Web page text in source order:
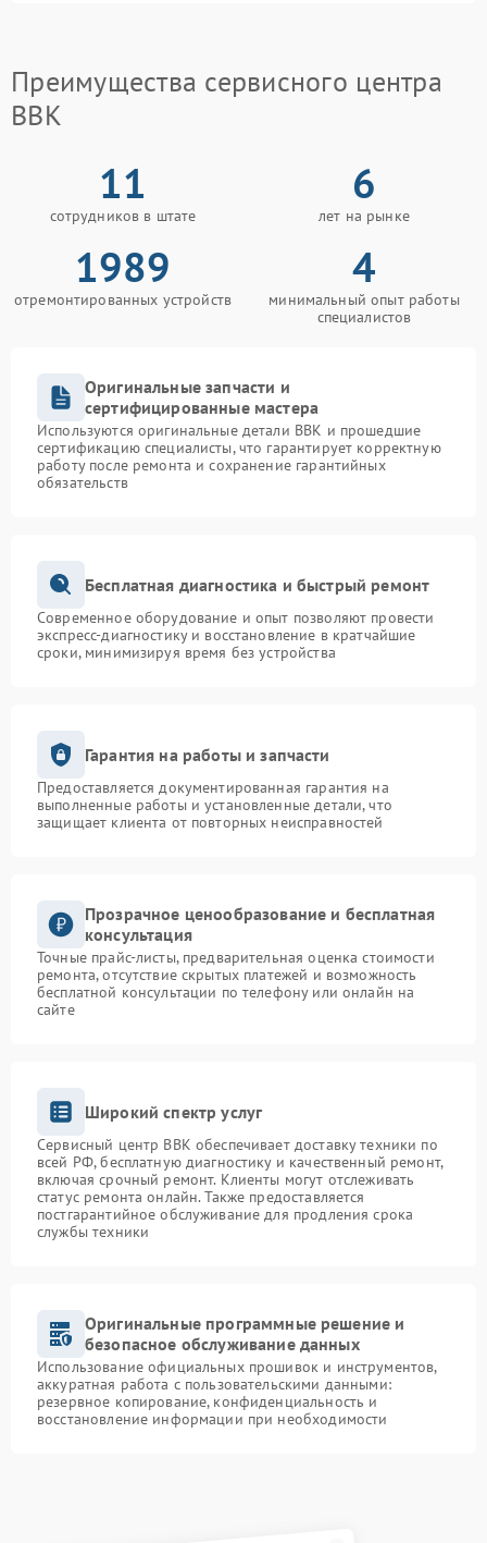
Преимущества сервисного центра
BBK
11
сотрудников в штате
6
лет на рынке
1989
отремонтированных устройств
4
минимальный опыт работы
специалистов
Оригинальные запчасти и
сертифицированные мастера
Используются оригинальные детали BBK и прошедшие
сертификацию специалисты, что гарантирует корректную
работу после ремонта и сохранение гарантийных
обязательств
Бесплатная диагностика и быстрый ремонт
Современное оборудование и опыт позволяют провести
экспресс-диагностику и восстановление в кратчайшие
сроки, минимизируя время без устройства
Гарантия на работы и запчасти
Предоставляется документированная гарантия на
выполненные работы и установленные детали, что
защищает клиента от повторных неисправностей
Прозрачное ценообразование и бесплатная
консультация
Точные прайс-листы, предварительная оценка стоимости
ремонта, отсутствие скрытых платежей и возможность
бесплатной консультации по телефону или онлайн на
сайте
Широкий спектр услуг
Сервисный центр BBK обеспечивает доставку техники по
всей РФ, бесплатную диагностику и качественный ремонт,
включая срочный ремонт. Клиенты могут отслеживать
статус ремонта онлайн. Также предоставляется
постгарантийное обслуживание для продления срока
службы техники
Оригинальные программные решение и
безопасное обслуживание данных
Использование официальных прошивок и инструментов,
аккуратная работа с пользовательскими данными:
резервное копирование, конфиденциальность и
восстановление информации при необходимости